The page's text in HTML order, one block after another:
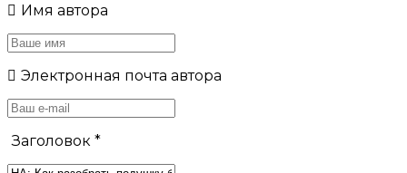
Имя автора
Электронная почта автора
Заголовок *